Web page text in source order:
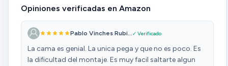
Opiniones verificadas en Amazon
Pablo Vinches Rubi...✓ Verificado
La cama es genial. La unica pega y que no es poco. Es
la dificultad del montaje. Es muy facil saltarte algun